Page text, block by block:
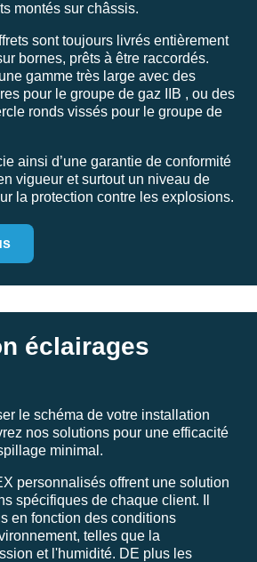
montés sur châssis.
sont toujours livrés entièrement
bornes, prêts à être raccordés.
gamme très large avec des
pour le groupe de gaz IIB , ou des
ronds vissés pour le groupe de
ainsi d’une garantie de conformité
vigueur et surtout un niveau de
la protection contre les explosions.
éclairages
le schéma de votre installation
nos solutions pour une efficacité
minimal.
personnalisés offrent une solution
spécifiques de chaque client. Il
en fonction des conditions
telles que la
et l'humidité. DE plus les